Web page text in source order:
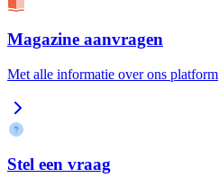
Magazine aanvragen
Met alle informatie over ons platform
Stel een vraag